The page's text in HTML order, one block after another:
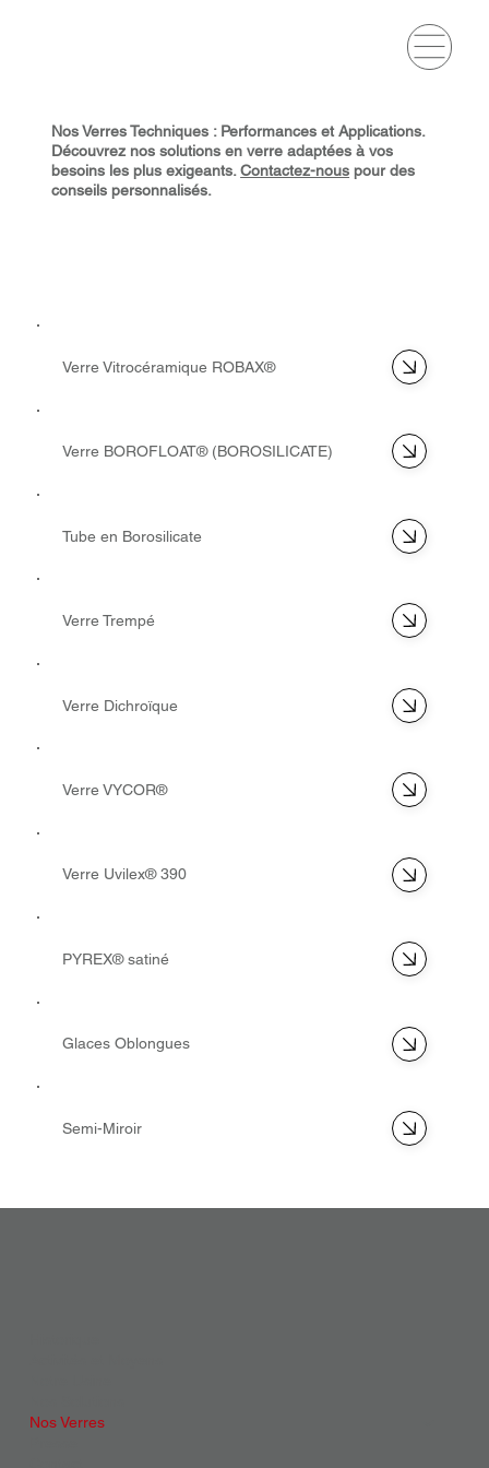
Nos Verres Techniques : Performances et Applications.
Découvrez nos solutions en verre adaptées à vos
besoins les plus exigeants.Contactez-nous pour des
conseils personnalisés.
Verre Vitrocéramique ROBAX®
Verre BOROFLOAT® (BOROSILICATE)
Tube en Borosilicate
Verre Trempé
Verre Dichroïque
Verre VYCOR®
Verre Uvilex® 390
PYREX® satiné
Glaces Oblongues
Semi-Miroir
Nos Verres